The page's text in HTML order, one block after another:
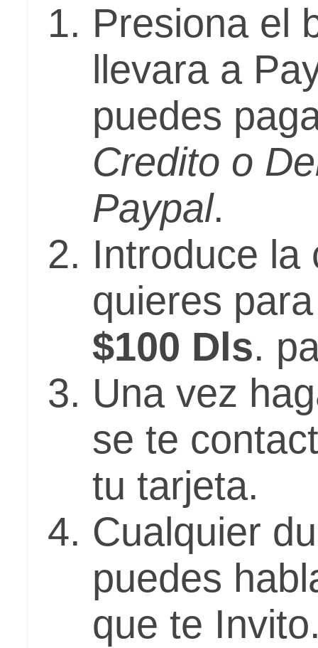
Presiona el
llevara a
puedes
Credito o
Paypal.
Introduce la
quieres
$100 Dls.
Una vez
se te
tu tarjeta.
Cualquier
puedes
que te